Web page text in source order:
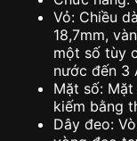
Vỏ: Chiều
18,7mm,
một số tùy
nước đến 3
Mặt số:
kiếm bằng
Dây đeo: